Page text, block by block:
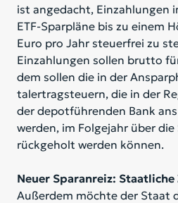
ist an­ge­dacht, Ein­zah­lun­gen
ETF-Spar­plä­ne bis zu ei­nem
Euro pro Jahr steu­er­frei zu
Ein­zah­lun­gen sol­len brut­to
dem sol­len die in der
tal­er­trag­steu­ern, die in der
der de­pot­füh­ren­den Bank
wer­den, im Fol­ge­jahr über
rück­ge­holt wer­den kön­nen.
Neuer Sparanreiz: Staatliche
Au­ßer­dem möch­te der Staat